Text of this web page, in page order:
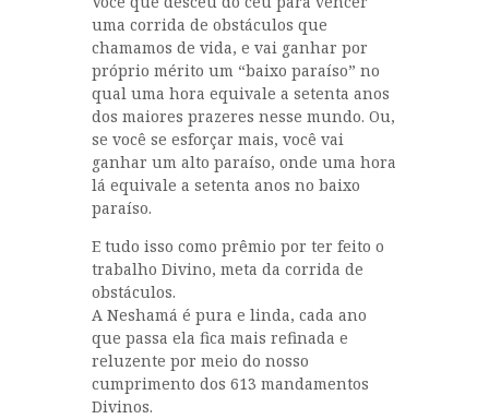
uma corrida de obstáculos que
chamamos de vida, e vai ganhar por
próprio mérito um “baixo paraíso” no
qual uma hora equivale a setenta anos
dos maiores prazeres nesse mundo. Ou,
se você se esforçar mais, você vai
ganhar um alto paraíso, onde uma hora
lá equivale a setenta anos no baixo
paraíso.
E tudo isso como prêmio por ter feito o
trabalho Divino, meta da corrida de
obstáculos.
A Neshamá é pura e linda, cada ano
que passa ela fica mais refinada e
reluzente por meio do nosso
cumprimento dos 613 mandamentos
Divinos.